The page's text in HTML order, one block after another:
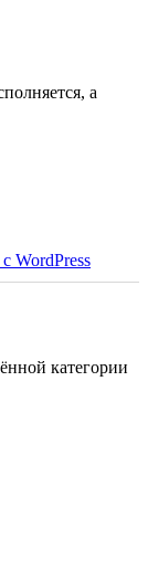
а
WordPress
категории